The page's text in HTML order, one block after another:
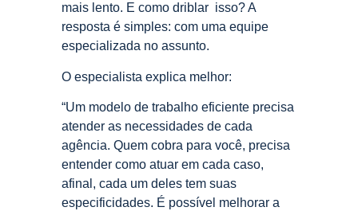
mais lento. E como driblar isso? A
resposta é simples: com uma equipe
especializada no assunto.
O especialista explica melhor:
“Um modelo de trabalho eficiente precisa
atender as necessidades de cada
agência. Quem cobra para você, precisa
entender como atuar em cada caso,
afinal, cada um deles tem suas
especificidades. É possível melhorar a